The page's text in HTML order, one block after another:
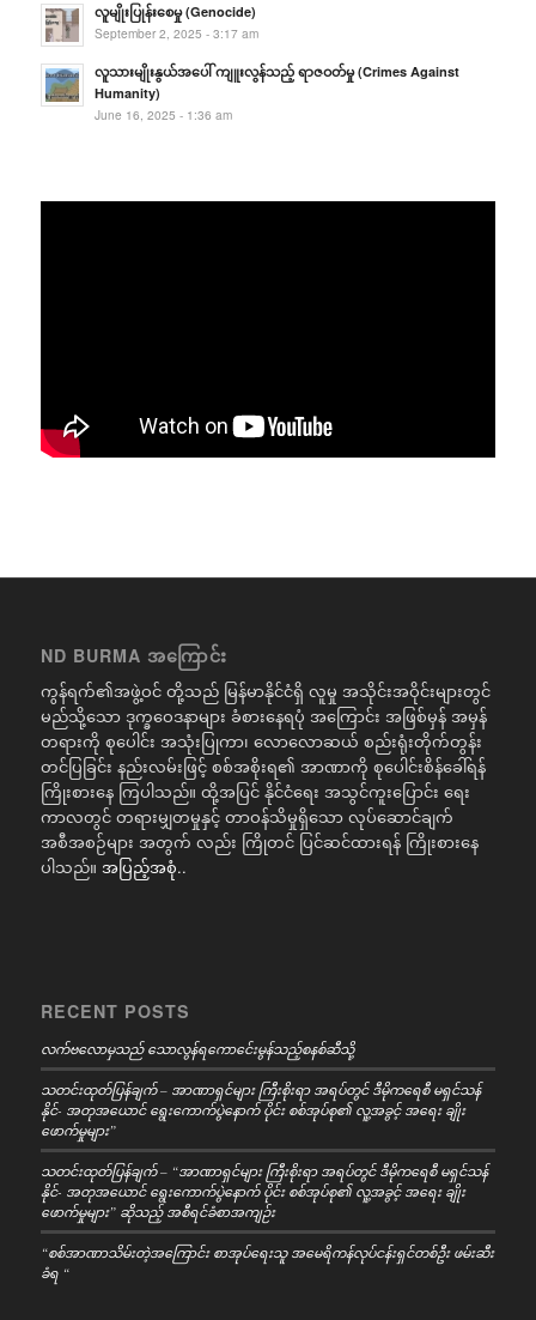
လူမျိုးပြုန်းစေမှု (Genocide)
September 2, 2025 - 3:17 am
လူသားမျိုးနွယ်အပေါ် ကျူးလွန်သည့် ရာဇဝတ်မှု (Crimes Against
Humanity)
June 16, 2025 - 1:36 am
ND BURMA အကြောင်း
ကွန်ရက်၏အဖွဲ့ဝင် တို့သည် မြန်မာနိုင်ငံရှိ လူမှု အသိုင်းအဝိုင်းများတွင်
မည်သို့သော ဒုက္ခဝေဒနာများ ခံစားနေရပုံ အကြောင်း အဖြစ်မှန် အမှန်
တရားကို စုပေါင်း အသုံးပြုကာ၊ လောလောဆယ် စည်းရုံးတိုက်တွန်း
တင်ပြခြင်း နည်းလမ်းဖြင့် စစ်အစိုးရ၏ အာဏာကို စုပေါင်းစိန်ခေါ်ရန်
ကြိုးစားနေ ကြပါသည်။ ထို့အပြင် နိုင်ငံရေး အသွင်ကူးပြောင်း ရေး
ကာလတွင် တရားမျှတမှုနှင့် တာဝန်သိမှုရှိသော လုပ်ဆောင်ချက်
အစီအစဉ်များ အတွက် လည်း ကြိုတင် ပြင်ဆင်ထားရန် ကြိုးစားနေ
ပါသည်။ အပြည့်အစုံ..
RECENT POSTS
လက်ဗလောမှသည် သောလွန်ရကောင်ေးမွန်သည့်စနစ်ဆီသို့
သတင်းထုတ်ပြန်ချက် – အာဏာရှင်များ ကြီးစိုးရာ အရပ်တွင် ဒီမိုကရေစီ မရှင်သန်
နိုင်- အတုအယောင် ရွေးကောက်ပွဲနောက် ပိုင်း စစ်အုပ်စု၏ လူ့အခွင့် အရေး ချိုး
ဖောက်မှုများ”
သတင်းထုတ်ပြန်ချက် – “အာဏာရှင်များ ကြီးစိုးရာ အရပ်တွင် ဒီမိုကရေစီ မရှင်သန်
နိုင်- အတုအယောင် ရွေးကောက်ပွဲနောက် ပိုင်း စစ်အုပ်စု၏ လူ့အခွင့် အရေး ချိုး
ဖောက်မှုများ” ဆိုသည့် အစီရင်ခံစာအကျဉ်း
“စစ်အာဏာသိမ်းတဲ့အကြောင်း စာအုပ်ရေးသူ အမေရိကန်လုပ်ငန်းရှင်တစ်ဦး ဖမ်းဆီး
ခံရ “